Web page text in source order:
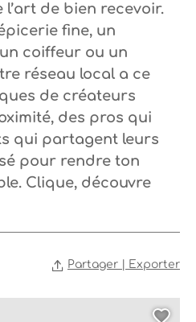
l’art de bien recevoir.
fine, un
coiffeur ou un
réseau local a ce
de créateurs
des pros qui
qui partagent leurs
pour rendre ton
Clique, découvre
Partager | Exporter